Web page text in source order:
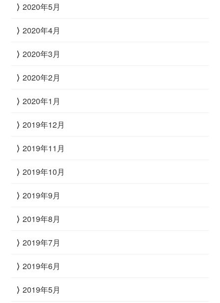
2020年5月
2020年4月
2020年3月
2020年2月
2020年1月
2019年12月
2019年11月
2019年10月
2019年9月
2019年8月
2019年7月
2019年6月
2019年5月